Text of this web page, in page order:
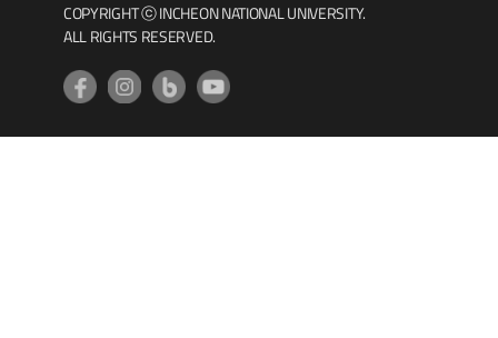
COPYRIGHT ⓒ INCHEON NATIONAL UNIVERSITY.
ALL RIGHTS RESERVED.